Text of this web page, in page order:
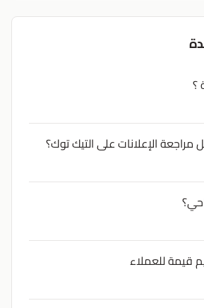
؟
الإعلانات على التيك توك؟
قيمة للعملاء